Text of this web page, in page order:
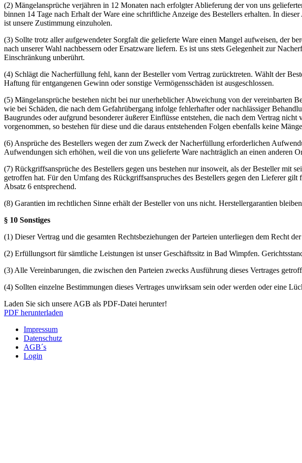
(2) Mängelansprüche verjähren in 12 Monaten nach erfolgter Ablieferung der von uns
binnen 14 Tage nach Erhalt der Ware eine schriftliche Anzeige des Bestellers erhalten. In
ist unsere Zustimmung einzuholen.
(3) Sollte trotz aller aufgewendeter Sorgfalt die gelieferte Ware einen Mangel aufweisen, der
nach unserer Wahl nachbessern oder Ersatzware liefern. Es ist uns stets Gelegenheit zur
Einschränkung unberührt.
(4) Schlägt die Nacherfüllung fehl, kann der Besteller vom Vertrag zurücktreten. Wählt der
Haftung für entgangenen Gewinn oder sonstige Vermögensschäden ist ausgeschlossen.
(5) Mängelansprüche bestehen nicht bei nur unerheblicher Abweichung von der vereinbarten
wie bei Schäden, die nach dem Gefahrübergang infolge fehlerhafter oder nachlässiger
Baugrundes oder aufgrund besonderer äußerer Einflüsse entstehen, die nach dem Vertrag
vorgenommen, so bestehen für diese und die daraus entstehenden Folgen ebenfalls keine
(6) Ansprüche des Bestellers wegen der zum Zweck der Nacherfüllung erforderlichen
Aufwendungen sich erhöhen, weil die von uns gelieferte Ware nachträglich an einen anderen
(7) Rückgriffsansprüche des Bestellers gegen uns bestehen nur insoweit, als der Besteller mit
getroffen hat. Für den Umfang des Rückgriffsanspruches des Bestellers gegen den Lieferer gilt
Absatz 6 entsprechend.
(8) Garantien im rechtlichen Sinne erhält der Besteller von uns nicht. Herstellergarantien
§ 10 Sonstiges
(1) Dieser Vertrag und die gesamten Rechtsbeziehungen der Parteien unterliegen dem Recht
(2) Erfüllungsort für sämtliche Leistungen ist unser Geschäftssitz in Bad Wimpfen.
(3) Alle Vereinbarungen, die zwischen den Parteien zwecks Ausführung dieses Vertrages
(4) Sollten einzelne Bestimmungen dieses Vertrages unwirksam sein oder werden oder eine
Laden Sie sich unsere AGB als PDF-Datei herunter!
PDF herunterladen
Impressum
Datenschutz
AGB´s
Login